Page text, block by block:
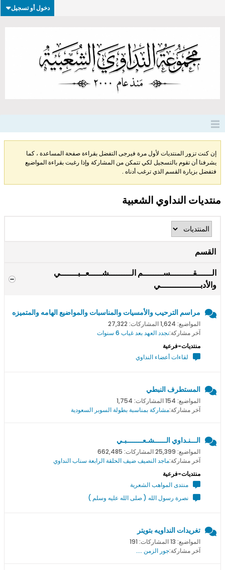
دخول أو تسجيل
إن كنت تزور المنتديات لأول مرة فيرجى التفضل بقراءة صفحة المساعدة ، كما
يشرفنا أن تقوم بالتسجيل لكي تتمكن من المشاركة وإذا رغبت بقراءة المواضيع
فتفضل بزيارة القسم الذي ترغب أدناه .
منتديات النداوي الشعبية
القسم
الــــــقـــــــــســــــــم الـــــــــشـــــعــبـــــــي
والأدبــــــــــــــــي
مراسم الترحيب والأمسيات والمناسبات والمواضيع الهامه والمتميزه
المواضيع: 1,624 المشاركات: 27,322
آخر مشاركة:نجدد العهد بعد غياب 6 سنوات
منتديات-فرعية
لقاءات أعضاء النداوي
المستطرف النبطي
المواضيع: 154 المشاركات: 1,754
آخر مشاركة:مشاركة بمناسبة بطولة السوبر السعودية
الـــنـداوي الــــــشـعــــــــبـي
المواضيع: 25,399 المشاركات: 662,485
آخر مشاركة:ماجد النصيف ضيف الحلقة الرابعة سناب النداوي
منتديات-فرعية
منتدى المواهب الشعرية
نصرة رسول الله ( صلى الله عليه وسلم )
تغريدات النداويه بتويتر
المواضيع: 13 المشاركات: 191
آخر مشاركة:جور الزمن ....